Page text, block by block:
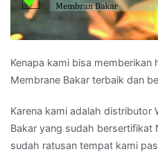
Kenapa kami bisa memberikan
Membrane Bakar terbaik dan
Karena kami adalah distributor
Bakar yang sudah bersertifikat
sudah ratusan tempat kami